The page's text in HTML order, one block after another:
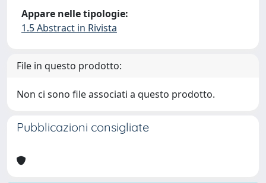
Appare nelle tipologie:
1.5 Abstract in Rivista
File in questo prodotto:
Non ci sono file associati a questo prodotto.
Pubblicazioni consigliate